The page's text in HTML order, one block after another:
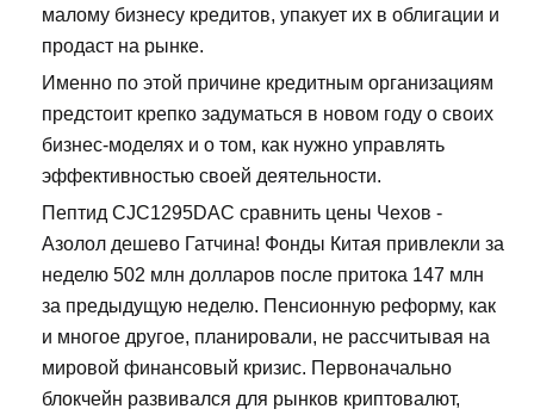
малому бизнесу кредитов, упакует их в облигации и
продаст на рынке.
Именно по этой причине кредитным организациям
предстоит крепко задуматься в новом году о своих
бизнес-моделях и о том, как нужно управлять
эффективностью своей деятельности.
Пептид CJC1295DAC сравнить цены Чехов -
Азолол дешево Гатчина! Фонды Китая привлекли за
неделю 502 млн долларов после притока 147 млн
за предыдущую неделю. Пенсионную реформу, как
и многое другое, планировали, не рассчитывая на
мировой финансовый кризис. Первоначально
блокчейн развивался для рынков криптовалют,